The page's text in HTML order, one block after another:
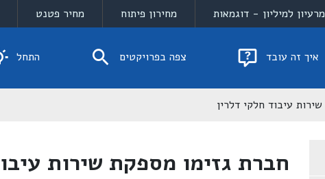
מרעיון למיליון - דוגמאות מחירון פיתוח מחיר פטנט
איך זה עובד צפה בפרויקטים התחל
שירות עיבוד חלקי דלרין
חברת גזימו מספקת שירות